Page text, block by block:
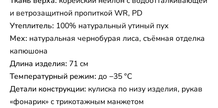
и ветрозащитной пропиткой WR, PD
Утеплитель: 100% натуральный утиный пух
Мех: натуральная чернобурая лиса, съёмная отделка
капюшона
Длина изделия: 71 см
Температурный режим: до −35 °C
Детали конструкции: кулиска по низу изделия, рукав
«фонарик» с трикотажным манжетом